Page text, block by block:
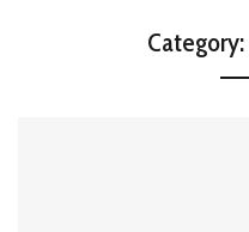
Category: